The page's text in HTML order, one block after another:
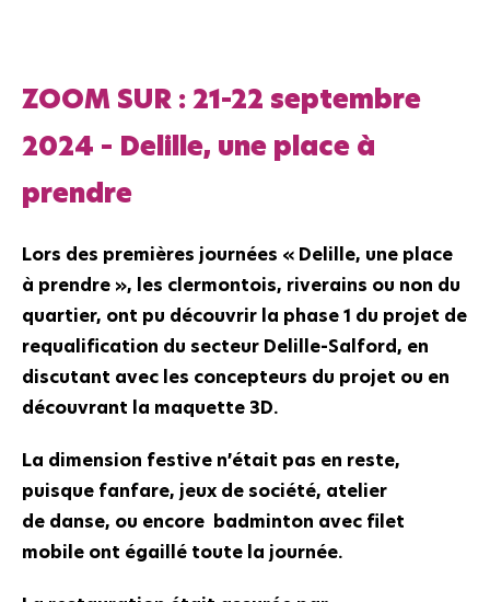
ZOOM SUR : 21-22 septembre
2024 – Delille, une place à
prendre
Lors des premières journées « Delille, une place
à prendre », les clermontois, riverains ou non du
quartier, ont pu découvrir la phase 1 du projet de
requalification du secteur Delille-Salford, en
discutant avec les concepteurs du projet ou en
découvrant la maquette 3D.
La dimension festive n’était pas en reste,
puisque fanfare, jeux de société, atelier
de danse, ou encore badminton avec filet
mobile ont égaillé toute la journée.